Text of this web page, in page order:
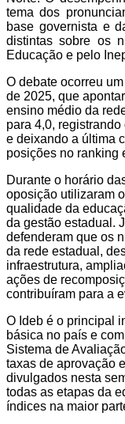
tema dos
base governista e
distintas sobre os
Educação e pelo
O debate ocorreu
de 2025, que
ensino médio da
para 4,0,
e deixando a última
posições no ranking
Durante o horário
oposição utilizaram
qualidade da
da gestão estadual.
defenderam que os
da rede estadual,
infraestrutura,
ações de
contribuíram para a
O Ideb é o principal
básica no país e
Sistema de
taxas de aprovação
divulgados nesta
todas as etapas da
índices na maior